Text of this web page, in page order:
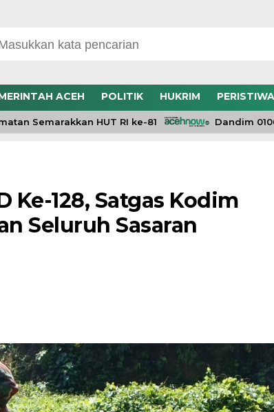
ACEH POLITIK HUKRIM PERISTIWA
HUT RI ke-81 Dandim 0106/
Ke-128, Satgas Kodim
Seluruh Sasaran